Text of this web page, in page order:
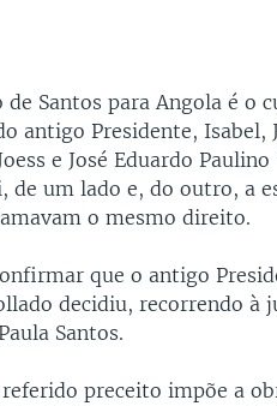
de Santos para Angola é o
antigo Presidente, Isabel,
e José Eduardo
um lado e, do outro, a
o mesmo direito.
que o antigo
decidiu, recorrendo à
Santos.
preceito impõe a